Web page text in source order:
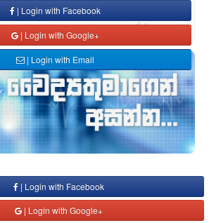
| Login with Facebook
| Login with Google+
| Login with Email
Comment
| Login with Facebook
| Login with Google+